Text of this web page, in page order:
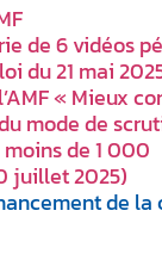
de 6 vidéos
du 21 mai
« Mieux
mode de
moins de
juillet 2025)
de la